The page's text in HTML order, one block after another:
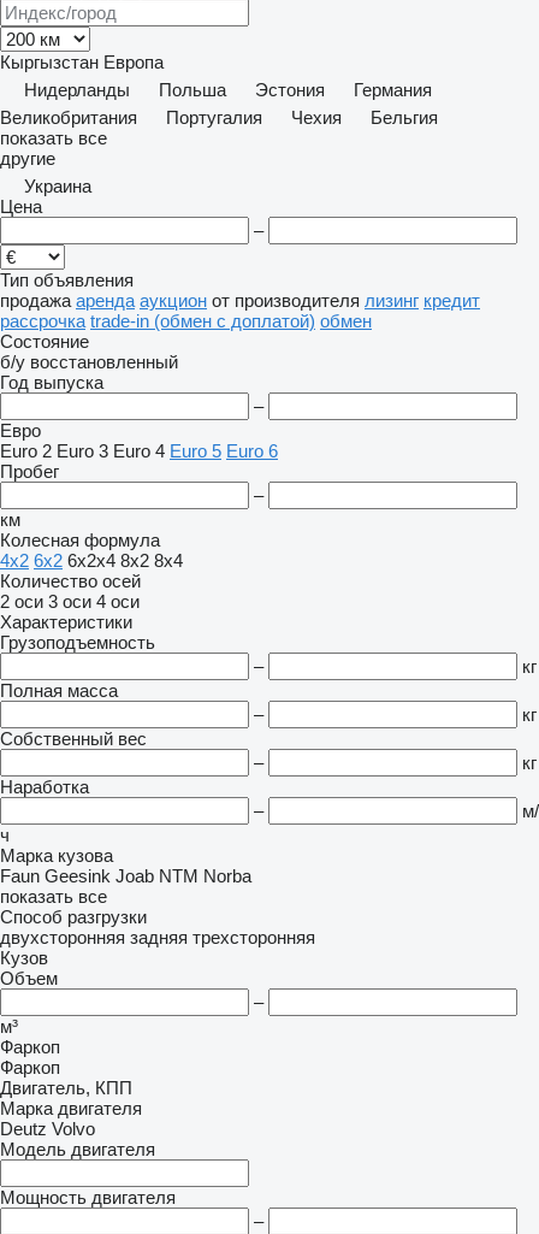
Кыргызстан Европа
Нидерланды
Польша Эстония
Германия
Великобритания
Португалия Чехия
Бельгия
показать все
другие
Украина
Цена
–
Тип объявления
продажа аренда аукцион от производителя лизинг кредит
рассрочка trade-in (обмен с доплатой) обмен
Состояние
б/у восстановленный
Год выпуска
–
Евро
Euro 2 Euro 3 Euro 4 Euro 5 Euro 6
Пробег
–
км
Колесная формула
4x2 6x2 6x2x4 8x2 8x4
Количество осей
2 оси 3 оси 4 оси
Характеристики
Грузоподъемность
–
кг
Полная масса
–
кг
Собственный вес
–
кг
Наработка
–
м/
ч
Марка кузова
Faun Geesink Joab NTM Norba
показать все
Способ разгрузки
двухсторонняя задняя трехсторонняя
Кузов
Объем
–
м³
Фаркоп
Фаркоп
Двигатель, КПП
Марка двигателя
Deutz Volvo
Модель двигателя
Мощность двигателя
–